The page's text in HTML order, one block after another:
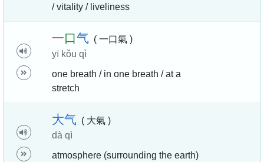
/ vitality / liveliness
一口气 ( 一口氣 )
yī kǒu qì
one breath / in one breath / at a
stretch
大气 ( 大氣 )
dà qì
atmosphere (surrounding the earth)